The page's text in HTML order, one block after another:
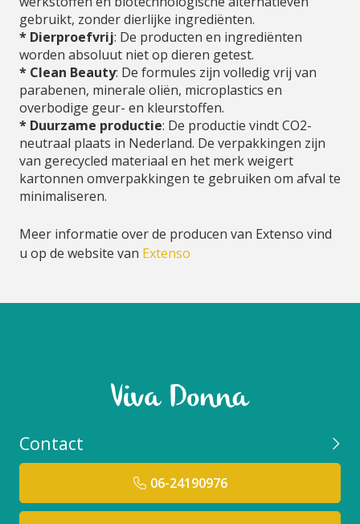
gebruikt, zonder dierlijke ingrediënten.
* Dierproefvrij: De producten en ingrediënten
worden absoluut niet op dieren getest.
* Clean Beauty: De formules zijn volledig vrij van
parabenen, minerale oliën, microplastics en
overbodige geur- en kleurstoffen.
* Duurzame productie: De productie vindt CO2-
neutraal plaats in Nederland. De verpakkingen zijn
van gerecycled materiaal en het merk weigert
kartonnen omverpakkingen te gebruiken om afval te
minimaliseren.
Meer informatie over de producen van Extenso vind
u op de website van Extenso
Contact
06-24190976